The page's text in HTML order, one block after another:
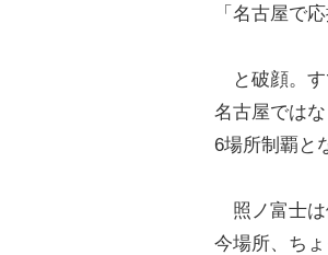
「名古屋で
と破顔。す
名古屋では
6場所制覇と
照ノ富士は
今場所、ち